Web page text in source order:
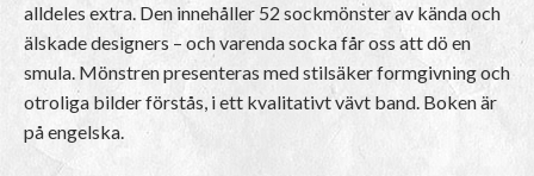
alldeles extra. Den innehåller 52 sockmönster av kända och
älskade designers – och varenda socka får oss att dö en
smula. Mönstren presenteras med stilsäker formgivning och
otroliga bilder förstås, i ett kvalitativt vävt band. Boken är
på engelska.